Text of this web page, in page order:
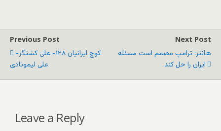
Previous Post
کوچ ایرانیان ۱۲۸- علی کشتگر-
علی لیمونادی
Next Post
هانتر: ترامپ مصمم است مسئله
ایران را حل کند
Leave a Reply